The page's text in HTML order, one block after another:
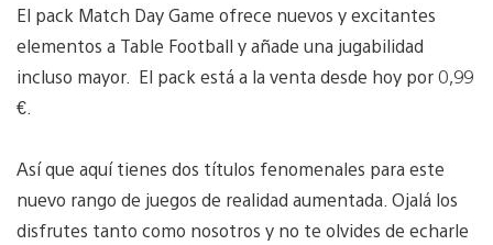
El pack Match Day Game ofrece nuevos y excitantes
elementos a Table Football y añade una jugabilidad
incluso mayor. El pack está a la venta desde hoy por 0,99
€.
Así que aquí tienes dos títulos fenomenales para este
nuevo rango de juegos de realidad aumentada. Ojalá los
disfrutes tanto como nosotros y no te olvides de echarle